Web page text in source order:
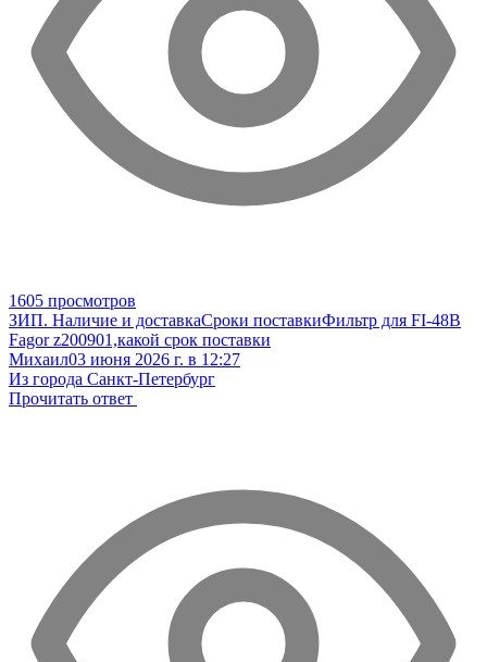
1605 просмотров
ЗИП. Наличие и доставкаСроки поставкиФильтр для FI-48B
Fagor z200901,какой срок поставки
Михаил03 июня 2026 г. в 12:27
Из города Санкт-Петербург
Прочитать ответ